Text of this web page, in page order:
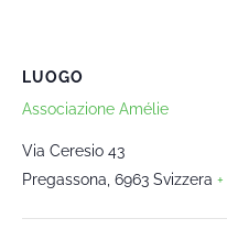
LUOGO
Associazione Amélie
Via Ceresio 43
Pregassona 6963 Svizzera